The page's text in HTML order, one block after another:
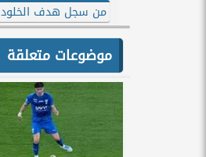
من سجل هدف الخلود
موضوعات متعلقة